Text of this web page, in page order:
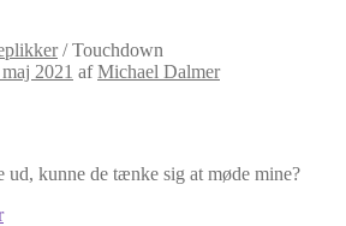
/Touchdown
2021 afMichael Dalmer
ud, kunne de tænke sig at møde mine?